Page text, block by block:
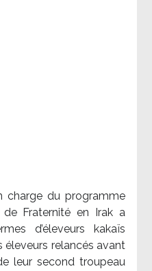
charge du programme
Fraternité en Irak a
d’éleveurs kakaïs
éleveurs relancés avant
leur second troupeau